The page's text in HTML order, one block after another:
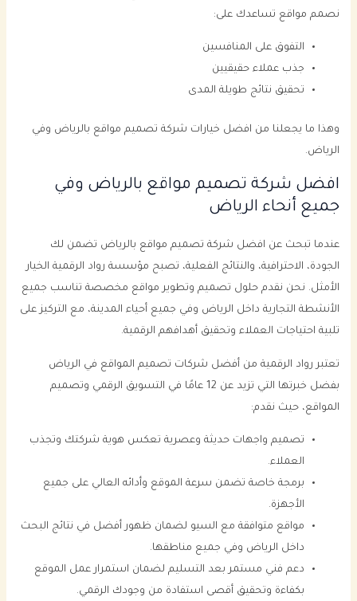
نصمم مواقع تساعدك على:
التفوق على المنافسين
جذب عملاء حقيقيين
تحقيق نتائج طويلة المدى
وهذا ما يجعلنا من افضل خيارات شركة تصميم مواقع بالرياض وفي
الرياض.
افضل شركة تصميم مواقع بالرياض وفي
جميع أنحاء الرياض
عندما تبحث عن افضل شركة تصميم مواقع بالرياض تضمن لك
الجودة، الاحترافية، والنتائج الفعلية، تصبح مؤسسة رواد الرقمية الخيار
الأمثل. نحن نقدم حلول تصميم وتطوير مواقع مخصصة تناسب جميع
الأنشطة التجارية داخل الرياض وفي جميع أحياء المدينة، مع التركيز على
تلبية احتياجات العملاء وتحقيق أهدافهم الرقمية.
تعتبر رواد الرقمية من أفضل شركات تصميم المواقع في الرياض
بفضل خبرتها التي تزيد عن 12 عامًا في التسويق الرقمي وتصميم
المواقع، حيث نقدم:
تصميم واجهات حديثة وعصرية تعكس هوية شركتك وتجذب
العملاء.
برمجة خاصة تضمن سرعة الموقع وأدائه العالي على جميع
الأجهزة.
مواقع متوافقة مع السيو لضمان ظهور أفضل في نتائج البحث
داخل الرياض وفي جميع مناطقها.
دعم فني مستمر بعد التسليم لضمان استمرار عمل الموقع
بكفاءة وتحقيق أقصى استفادة من وجودك الرقمي.